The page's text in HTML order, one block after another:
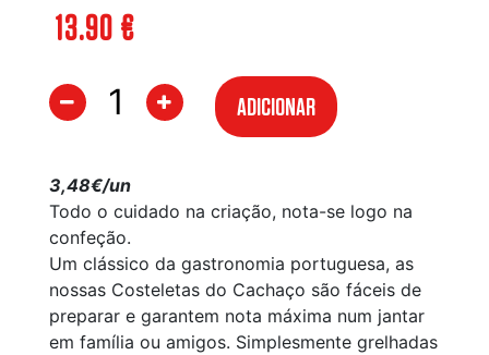
13.90 €
ADICIONAR
3,48€/un
Todo o cuidado na criação, nota-se logo na
confeção.
Um clássico da gastronomia portuguesa, as
nossas Costeletas do Cachaço são fáceis de
preparar e garantem nota máxima num jantar
em família ou amigos. Simplesmente grelhadas